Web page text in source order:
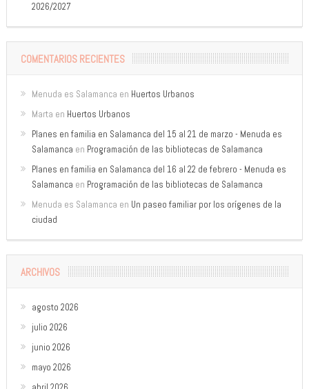
2026/2027
COMENTARIOS RECIENTES
Menuda es Salamanca en Huertos Urbanos
Marta en Huertos Urbanos
Planes en familia en Salamanca del 15 al 21 de marzo - Menuda es
Salamanca en Programación de las bibliotecas de Salamanca
Planes en familia en Salamanca del 16 al 22 de febrero - Menuda es
Salamanca en Programación de las bibliotecas de Salamanca
Menuda es Salamanca en Un paseo familiar por los orígenes de la
ciudad
ARCHIVOS
agosto 2026
julio 2026
junio 2026
mayo 2026